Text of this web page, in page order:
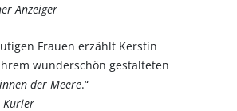
Anzeiger
Frauen erzählt Kerstin
wunderschön gestalteten
der Meere.“
Kurier